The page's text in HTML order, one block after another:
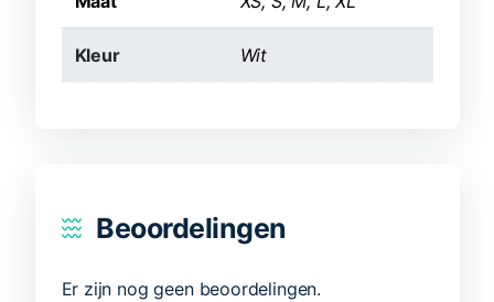
Kleur Wit
Beoordelingen
Er zijn nog geen beoordelingen.